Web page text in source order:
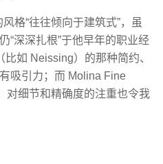
格“往往倾向于建筑式”，虽
“深深扎根”于他早年的职业经
如 Neissing）的那种简约、
吸引力；而 Molina Fine
对细节和精确度的注重也令我